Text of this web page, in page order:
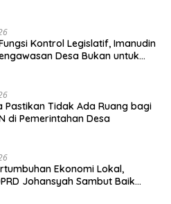
Kontrol Legislatif, Imanudin
Desa Bukan untuk
Pastikan Tidak Ada Ruang bagi
di Pemerintahan Desa
Ekonomi Lokal,
Johansyah Sambut Baik